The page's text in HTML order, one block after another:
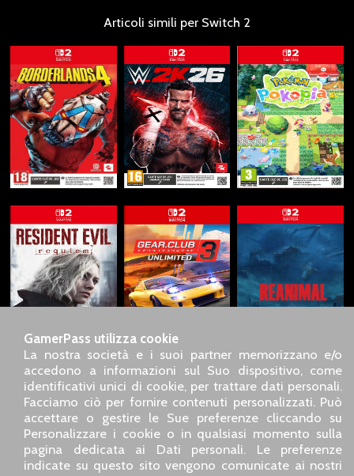
Articoli simili per Switch 2
GamerPass utilizza cookie
La nostra società e i suoi partner memorizzano e/o
accedono a informazioni sul Suo dispositivo, come
identificativi unici di cookie, per trattare dati personali.
Facciamo ciò per fornire contenuti personalizzati. Può
accettare o gestire le Sue preferenze cliccando su
Personalizzare i cookie o in qualsiasi momento sulla
pagina dedicata ai Dati personali. Le preferenze
indicate su questo sito vengono comunicate ai nostri
SARL GDN GamerPass, Servizio clienti telefonico : +33 1 85
09 18 80
Il nostro indirizzo : 5 chemin de Daru 26100 Romans sur
Isère (France)
Il nostro indirizzo e-mail :pro@gamerpass.it